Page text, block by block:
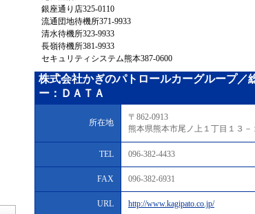
銀座通り店325-0110
流通団地待機所371-9933
清水待機所323-9933
長嶺待機所381-9933
セキュリティシステム熊本387-0600
株式会社かぎのパトロールカーグループ／
ー：ＤＡＴＡ
所在地
〒862-0913
熊本県熊本市尾ノ上１丁目１３－
TEL 096-382-4433
FAX 096-382-6931
URL http://www.kagipato.co.jp/